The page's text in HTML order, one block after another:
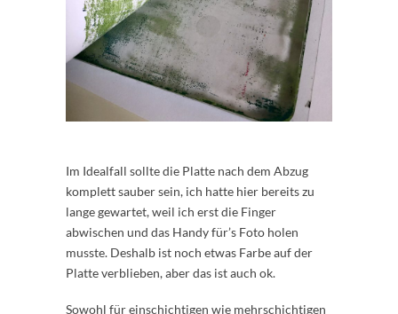
Im Idealfall sollte die Platte nach dem Abzug
komplett sauber sein, ich hatte hier bereits zu
lange gewartet, weil ich erst die Finger
abwischen und das Handy für’s Foto holen
musste. Deshalb ist noch etwas Farbe auf der
Platte verblieben, aber das ist auch ok.
Sowohl für einschichtigen wie mehrschichtigen